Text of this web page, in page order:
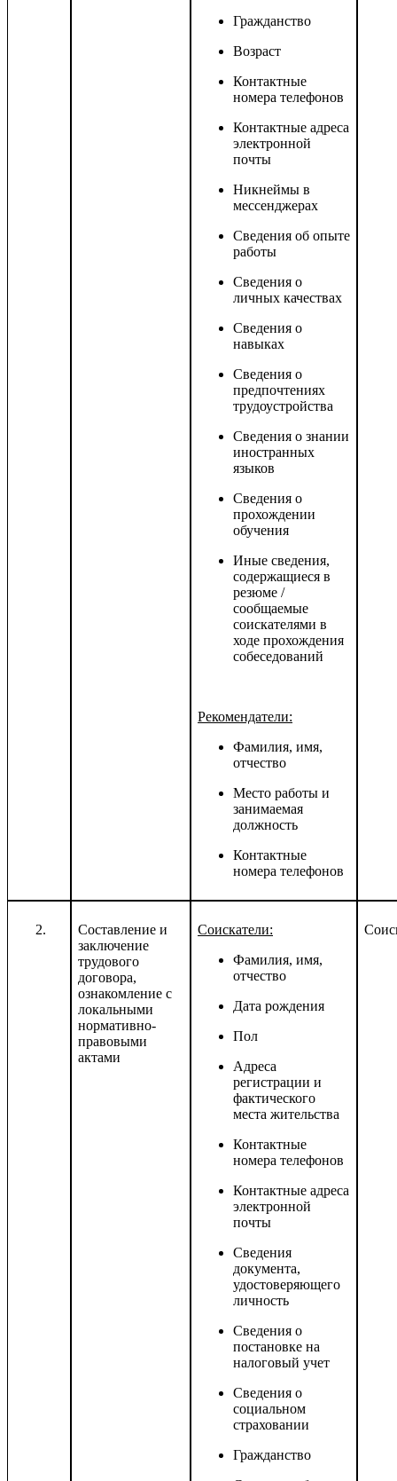
Гражданство
Возраст
Контактные
номера телефонов
Контактные адреса
электронной
почты
Никнеймы в
мессенджерах
Сведения об опыте
работы
Сведения о
личных качествах
Сведения о
навыках
Сведения о
предпочтениях
трудоустройства
Сведения о знании
иностранных
языков
Сведения о
прохождении
обучения
Иные сведения,
содержащиеся в
резюме /
сообщаемые
соискателями в
ходе прохождения
собеседований
Рекомендатели:
Фамилия, имя,
отчество
Место работы и
занимаемая
должность
Контактные
номера телефонов
Составление и
заключение
трудового
договора,
ознакомление с
локальными
нормативно-
правовыми
актами
Соискатели:
Фамилия, имя,
отчество
Дата рождения
Пол
Адреса
регистрации и
фактического
места жительства
Контактные
номера телефонов
Контактные адреса
электронной
почты
Сведения
документа,
удостоверяющего
личность
Сведения о
постановке на
налоговый учет
Сведения о
социальном
страховании
Гражданство